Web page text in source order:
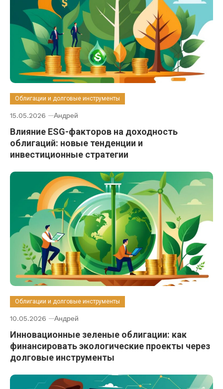
Облигации и долговые инструменты
15.05.2026 Андрей
Влияние ESG-факторов на доходность
облигаций: новые тенденции и
инвестиционные стратегии
Облигации и долговые инструменты
10.05.2026 Андрей
Инновационные зеленые облигации: как
финансировать экологические проекты через
долговые инструменты